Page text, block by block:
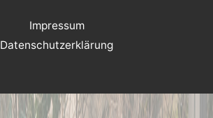
Impressum
Datenschutzerklärung